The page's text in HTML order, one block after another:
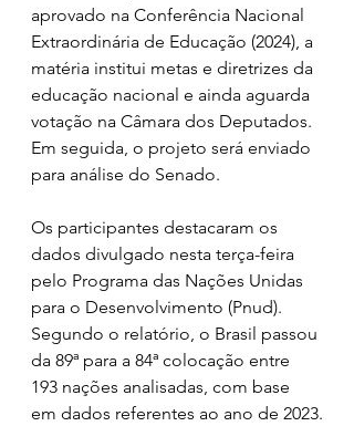
aprovado na Conferência Nacional
Extraordinária de Educação (2024), a
matéria institui metas e diretrizes da
educação nacional e ainda aguarda
votação na Câmara dos Deputados.
Em seguida, o projeto será enviado
para análise do Senado.
Os participantes destacaram os
dados divulgado nesta terça-feira
pelo Programa das Nações Unidas
para o Desenvolvimento (Pnud).
Segundo o relatório, o Brasil passou
da 89ª para a 84ª colocação entre
193 nações analisadas, com base
em dados referentes ao ano de 2023.